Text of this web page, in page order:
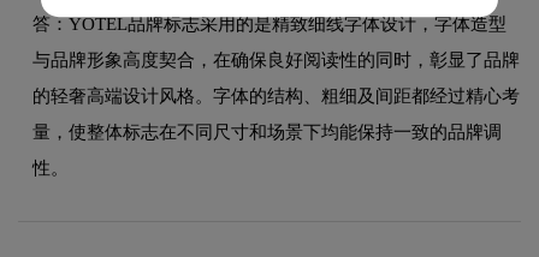
答：YOTEL品牌标志采用的是精致细线字体设计，字体造型
与品牌形象高度契合，在确保良好阅读性的同时，彰显了品牌
的轻奢高端设计风格。字体的结构、粗细及间距都经过精心考
量，使整体标志在不同尺寸和场景下均能保持一致的品牌调
性。